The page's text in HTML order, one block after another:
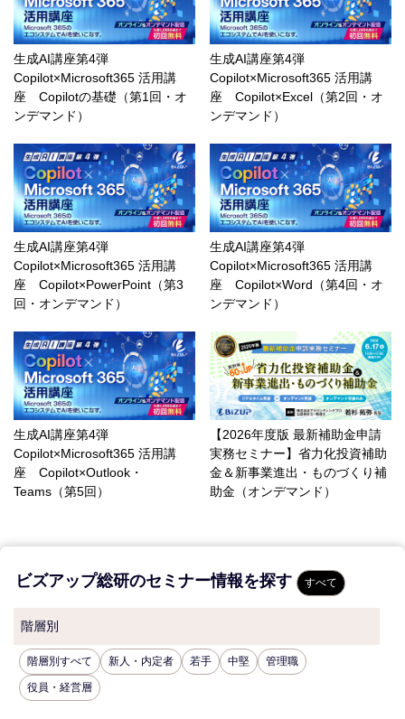
生成AI講座第4弾
Copilot×Microsoft365 活用講
座 Copilotの基礎（第1回・オ
ンデマンド）
生成AI講座第4弾
Copilot×Microsoft365 活用講
座 Copilot×Excel（第2回・オ
ンデマンド）
生成AI講座第4弾
Copilot×Microsoft365 活用講
座 Copilot×PowerPoint（第3
回・オンデマンド）
生成AI講座第4弾
Copilot×Microsoft365 活用講
座 Copilot×Word（第4回・オ
ンデマンド）
生成AI講座第4弾
Copilot×Microsoft365 活用講
座 Copilot×Outlook・
Teams（第5回）
【2026年度版 最新補助金申請
実務セミナー】省力化投資補助
金＆新事業進出・ものづくり補
助金（オンデマンド）
ビズアップ総研のセミナー情報を探す すべて
階層別
階層別すべて 新人・内定者 若手 中堅 管理職
役員・経営層